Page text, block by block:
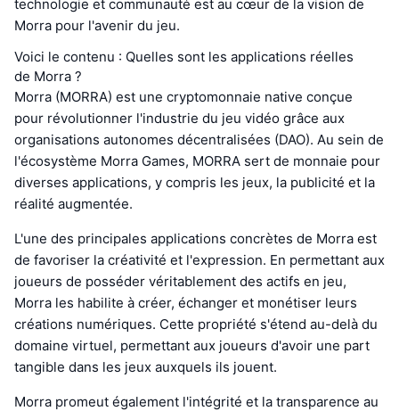
technologie et communauté est au cœur de la vision de
Morra pour l'avenir du jeu.
Voici le contenu : Quelles sont les applications réelles
de Morra ?
Morra (MORRA) est une cryptomonnaie native conçue
pour révolutionner l'industrie du jeu vidéo grâce aux
organisations autonomes décentralisées (DAO). Au sein de
l'écosystème Morra Games, MORRA sert de monnaie pour
diverses applications, y compris les jeux, la publicité et la
réalité augmentée.
L'une des principales applications concrètes de Morra est
de favoriser la créativité et l'expression. En permettant aux
joueurs de posséder véritablement des actifs en jeu,
Morra les habilite à créer, échanger et monétiser leurs
créations numériques. Cette propriété s'étend au-delà du
domaine virtuel, permettant aux joueurs d'avoir une part
tangible dans les jeux auxquels ils jouent.
Morra promeut également l'intégrité et la transparence au